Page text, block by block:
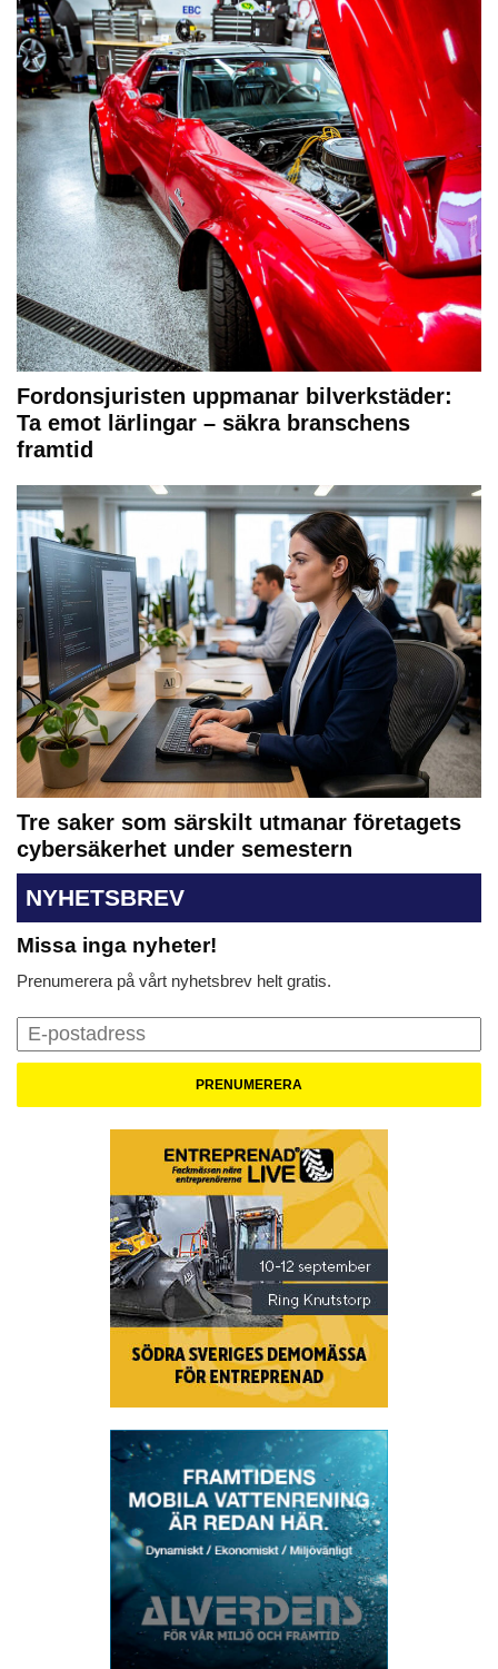
Fordonsjuristen uppmanar bilverkstäder:
Ta emot lärlingar – säkra branschens
framtid
Tre saker som särskilt utmanar företagets
cybersäkerhet under semestern
NYHETSBREV
Missa inga nyheter!
Prenumerera på vårt nyhetsbrev helt gratis.